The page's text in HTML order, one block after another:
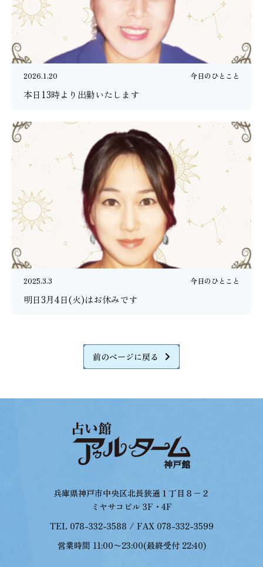
2026.1.20 今日のひとこと
本日13時より出勤いたします
2025.3.3 今日のひとこと
明日3月4日(火)はお休みです
前のページに戻る
兵庫県神戸市中央区北長狭通１丁目８−２
ミヤサコビル 3F・4F
TEL 078-332-3588 / FAX 078-332-3599
営業時間 11:00〜23:00(最終受付 22:40)